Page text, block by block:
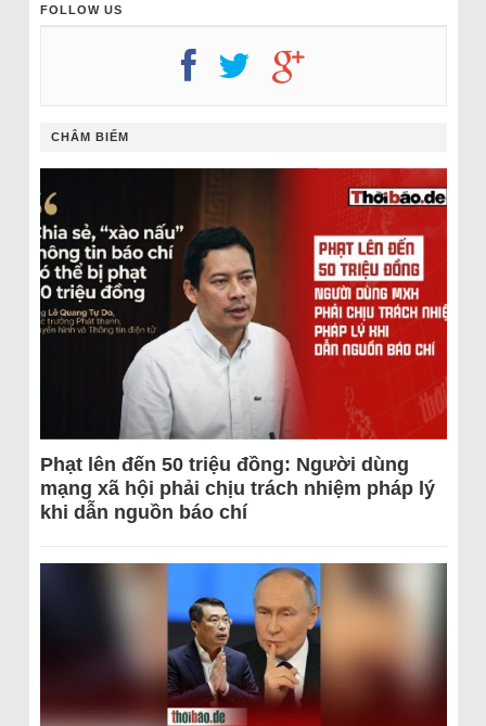
FOLLOW US
CHÂM BIẾM
Phạt lên đến 50 triệu đồng: Người dùng
mạng xã hội phải chịu trách nhiệm pháp lý
khi dẫn nguồn báo chí